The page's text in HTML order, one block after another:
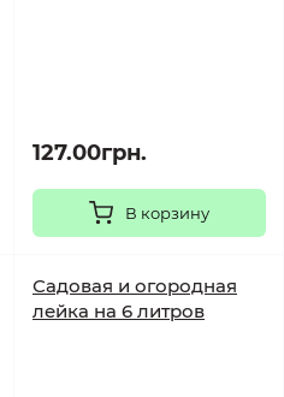
127.00грн.
В корзину
Садовая и огородная
лейка на 6 литров